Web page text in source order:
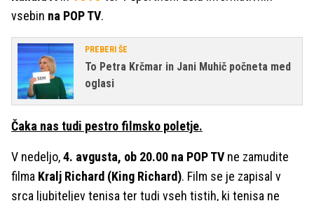
vsebin na POP TV.
PREBERI ŠE
To Petra Krčmar in Jani Muhič počneta med
oglasi
Čaka nas tudi pestro filmsko poletje.
V nedeljo,4. avgusta, ob 20.00 na POP TV ne zamudite
filma Kralj Richard (King Richard). Film se je zapisal v
srca ljubiteljev tenisa ter tudi vseh tistih, ki tenisa ne